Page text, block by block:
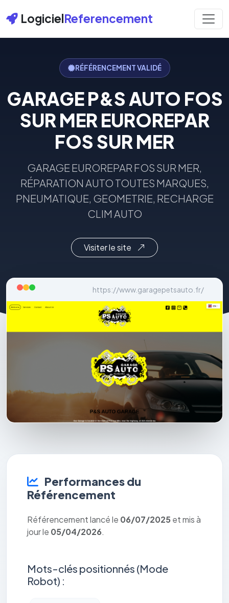
LogicielReferencement
RÉFÉRENCEMENT VALIDÉ
GARAGE P&S AUTO FOS
SUR MER EUROREPAR
FOS SUR MER
GARAGE EUROREPAR FOS SUR MER,
RÉPARATION AUTO TOUTES MARQUES,
PNEUMATIQUE, GEOMETRIE, RECHARGE
CLIM AUTO
Visiter le site
https://www.garagepetsauto.fr/
Performances du
Référencement
Référencement lancé le 06/07/2025 et mis à
jour le 05/04/2026.
Mots-clés positionnés (Mode
Robot) :